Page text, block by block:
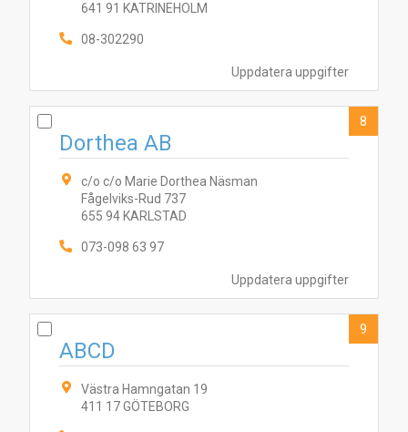
Uppdatera uppgifter
641 91 KATRINEHOLM
08-302290
Uppdatera uppgifter
Dorthea AB
c/o c/o Marie Dorthea Näsman
Fågelviks-Rud 737
655 94 KARLSTAD
073-098 63 97
8
ABCD
Västra Hamngatan 19
411 17 GÖTEBORG
9